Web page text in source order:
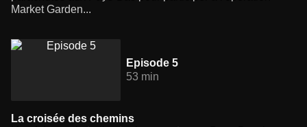
Market Garden...
Episode 5
53 min
La croisée des chemins